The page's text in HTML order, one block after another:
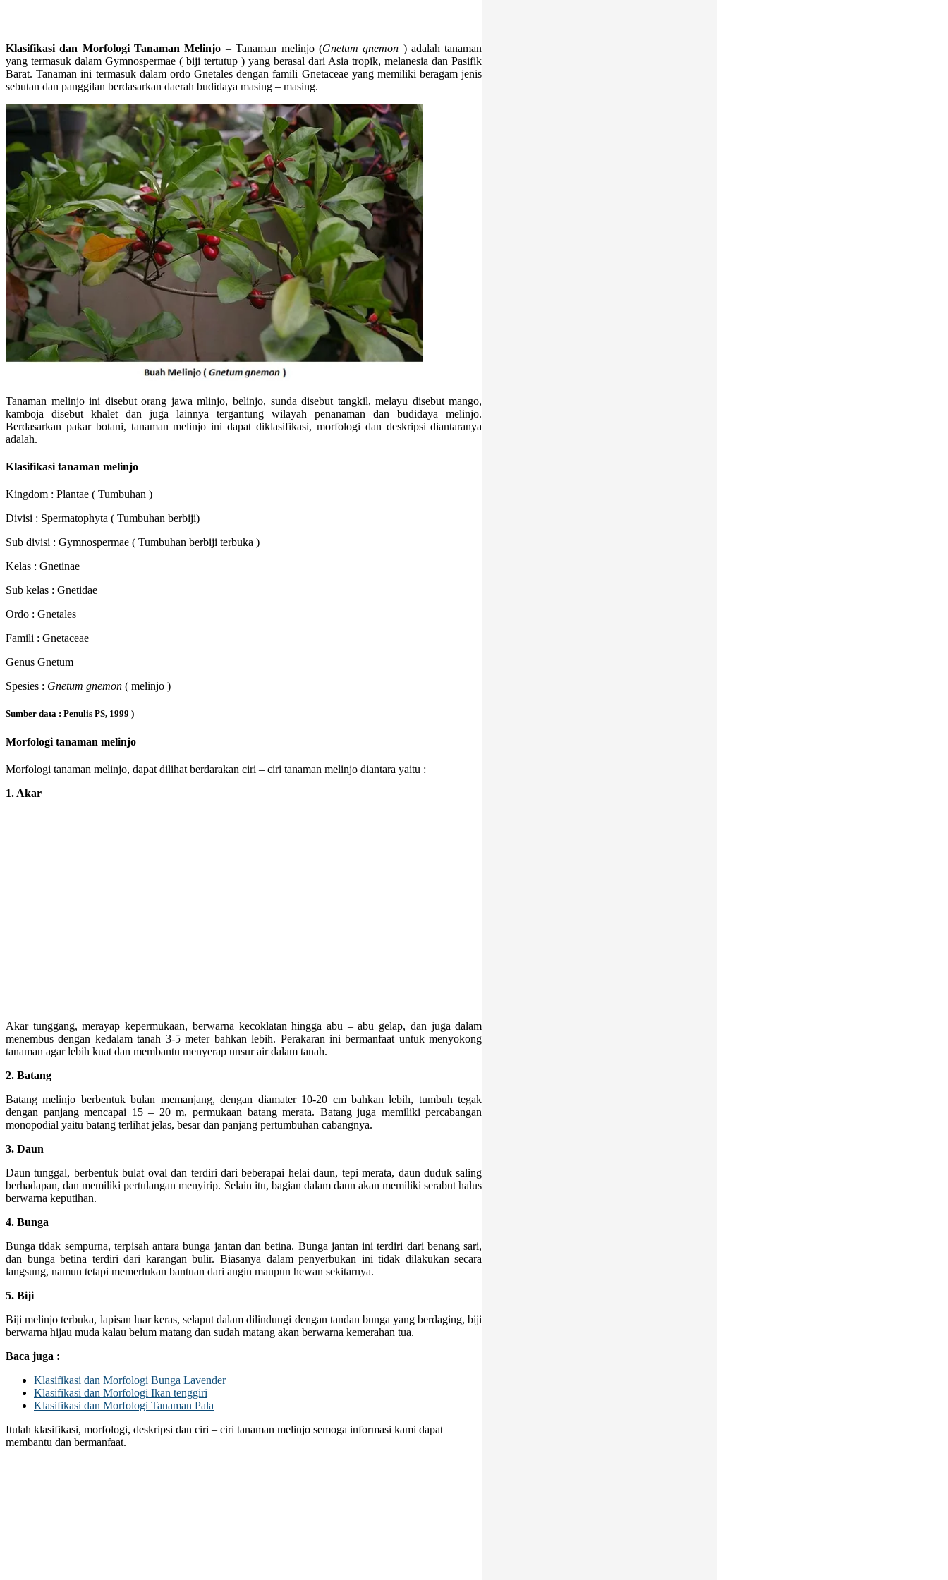
Klasifikasi dan Morfologi Tanaman Melinjo – Tanaman melinjo (Gnetum gnemon ) adalah tanaman
yang termasuk dalam Gymnospermae ( biji tertutup ) yang berasal dari Asia tropik, melanesia dan Pasifik
Barat. Tanaman ini termasuk dalam ordo Gnetales dengan famili Gnetaceae yang memiliki beragam jenis
sebutan dan panggilan berdasarkan daerah budidaya masing – masing.
Tanaman melinjo ini disebut orang jawa mlinjo, belinjo, sunda disebut tangkil, melayu disebut mango,
kamboja disebut khalet dan juga lainnya tergantung wilayah penanaman dan budidaya melinjo.
Berdasarkan pakar botani, tanaman melinjo ini dapat diklasifikasi, morfologi dan deskripsi diantaranya
adalah.
Klasifikasi tanaman melinjo
Kingdom : Plantae ( Tumbuhan )
Divisi : Spermatophyta ( Tumbuhan berbiji)
Sub divisi : Gymnospermae ( Tumbuhan berbiji terbuka )
Kelas : Gnetinae
Sub kelas : Gnetidae
Ordo : Gnetales
Famili : Gnetaceae
Genus Gnetum
Spesies : Gnetum gnemon ( melinjo )
Sumber data : Penulis PS, 1999 )
Morfologi tanaman melinjo
Morfologi tanaman melinjo, dapat dilihat berdarakan ciri – ciri tanaman melinjo diantara yaitu :
1. Akar
Akar tunggang, merayap kepermukaan, berwarna kecoklatan hingga abu – abu gelap, dan juga dalam
menembus dengan kedalam tanah 3-5 meter bahkan lebih. Perakaran ini bermanfaat untuk menyokong
tanaman agar lebih kuat dan membantu menyerap unsur air dalam tanah.
2. Batang
Batang melinjo berbentuk bulan memanjang, dengan diamater 10-20 cm bahkan lebih, tumbuh tegak
dengan panjang mencapai 15 – 20 m, permukaan batang merata. Batang juga memiliki percabangan
monopodial yaitu batang terlihat jelas, besar dan panjang pertumbuhan cabangnya.
3. Daun
Daun tunggal, berbentuk bulat oval dan terdiri dari beberapai helai daun, tepi merata, daun duduk saling
berhadapan, dan memiliki pertulangan menyirip. Selain itu, bagian dalam daun akan memiliki serabut halus
berwarna keputihan.
4. Bunga
Bunga tidak sempurna, terpisah antara bunga jantan dan betina. Bunga jantan ini terdiri dari benang sari,
dan bunga betina terdiri dari karangan bulir. Biasanya dalam penyerbukan ini tidak dilakukan secara
langsung, namun tetapi memerlukan bantuan dari angin maupun hewan sekitarnya.
5. Biji
Biji melinjo terbuka, lapisan luar keras, selaput dalam dilindungi dengan tandan bunga yang berdaging, biji
berwarna hijau muda kalau belum matang dan sudah matang akan berwarna kemerahan tua.
Baca juga :
Klasifikasi dan Morfologi Bunga Lavender
Klasifikasi dan Morfologi Ikan tenggiri
Klasifikasi dan Morfologi Tanaman Pala
Itulah klasifikasi, morfologi, deskripsi dan ciri – ciri tanaman melinjo semoga informasi kami dapat
membantu dan bermanfaat.